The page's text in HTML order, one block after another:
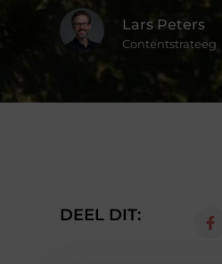
Lars Peters
Contentstrateeg
DEEL DIT: